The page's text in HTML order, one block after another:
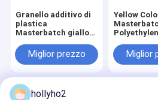
Granello additivo di
plastica
Masterbatch giallo
Toy Injection
Moulding dell'HDPE
Miglior prezzo
Yellow
Injection
Miglior
hollyho2